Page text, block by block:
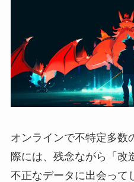
オンラインで不特定多数
際には、残念ながら「改
不正なデータに出会って